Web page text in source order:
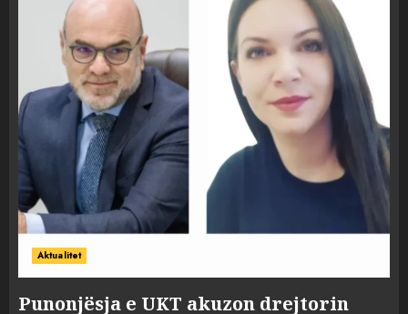
Aktualitet
Punonjësja e UKT akuzon drejtorin